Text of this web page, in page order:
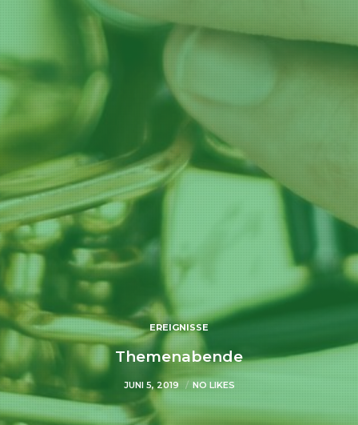
EREIGNISSE
Themenabende
JUNI 5, 2019 NO LIKES